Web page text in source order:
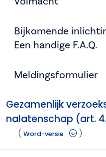
Bijkomende
Een handige F.A.Q.
Meldingsformulier
Gezamenlijk
nalatenschap (art.
( Word-versie )